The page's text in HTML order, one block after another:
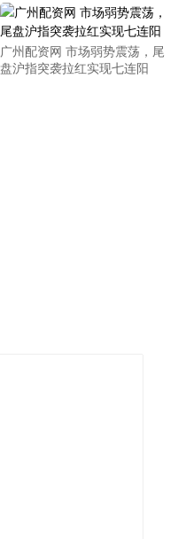
广州配资网 市场弱势震荡，尾
盘沪指突袭拉红实现七连阳